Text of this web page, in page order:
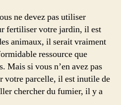
ne devez pas utiliser
fertiliser votre jardin, il est
animaux, il serait vraiment
ressource que
Mais si vous n’en avez pas
votre parcelle, il est inutile de
chercher du fumier, il y a